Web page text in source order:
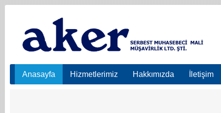
Anasayfa Hizmetlerimiz Hakkımızda İletişim